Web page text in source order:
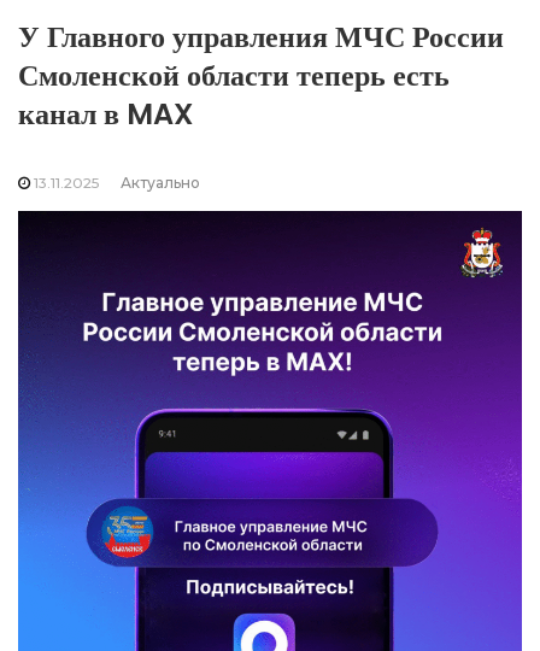
У Главного управления МЧС России
Смоленской области теперь есть
канал в MAX
13.11.2025 Актуально